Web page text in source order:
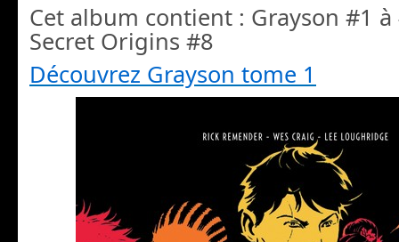
Cet album contient : Grayson #1
Secret Origins #8
Découvrez Grayson tome 1